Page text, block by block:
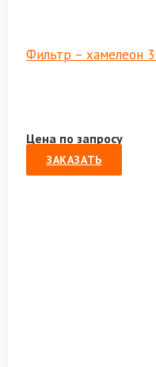
Фильтр – хамелеон
Цена по запросу
ЗАКАЗАТЬ